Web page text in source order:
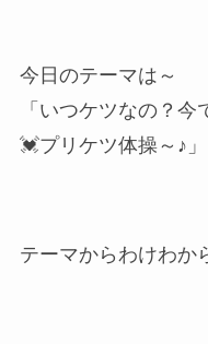
今日のテーマは～
「いつケツなの？
💓プリケツ体操～♪」
テーマからわけわか